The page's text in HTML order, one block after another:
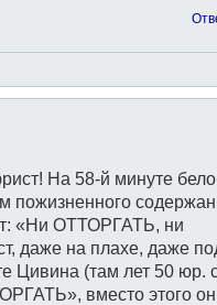
На 58-й минуте
пожизненного
«Ни ОТТОРГАТЬ, ни
даже на плахе, даже
Цивина (там лет 50 юр.
вместо этого он